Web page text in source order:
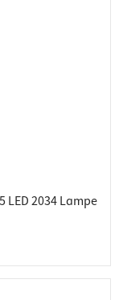
LED 2034 Lampe